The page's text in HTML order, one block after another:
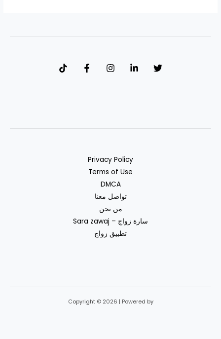
Privacy Policy
Terms of Use
DMCA
تواصل معنا
من نحن
سارة زواج – Sara zawaj
تطبيق زواج
Copyright © 2026 | Powered by